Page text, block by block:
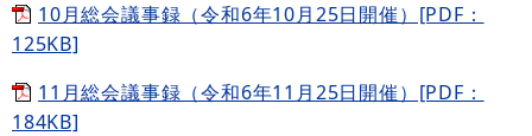
10月総会議事録（令和6年10月25日開催）[PDF：
125KB]
11月総会議事録（令和6年11月25日開催）[PDF：
184KB]